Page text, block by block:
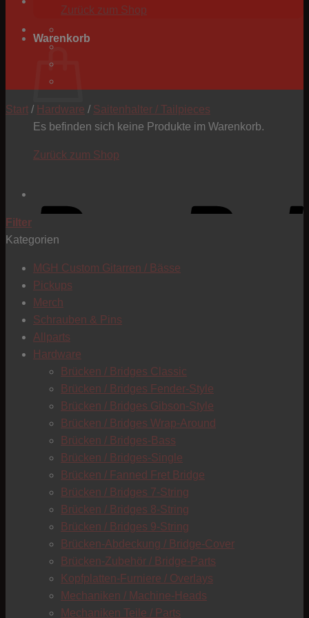
Zurück zum Shop
Warenkorb
Es befinden sich keine Produkte im Warenkorb.
Zurück zum Shop
Start / Hardware / Saitenhalter / Tailpieces
Filter
Kategorien
MGH Custom Gitarren / Bässe
Pickups
Merch
Schrauben & Pins
Allparts
Hardware
Brücken / Bridges Classic
Brücken / Bridges Fender-Style
Brücken / Bridges Gibson-Style
Brücken / Bridges Wrap-Around
Brücken / Bridges-Bass
Brücken / Bridges-Single
Brücken / Fanned Fret Bridge
Brücken / Bridges 7-String
Brücken / Bridges 8-String
Brücken / Bridges 9-String
Brücken-Abdeckung / Bridge-Cover
Brücken-Zubehör / Bridge-Parts
Kopfplatten-Furniere / Overlays
Mechaniken / Machine-Heads
Mechaniken Teile / Parts